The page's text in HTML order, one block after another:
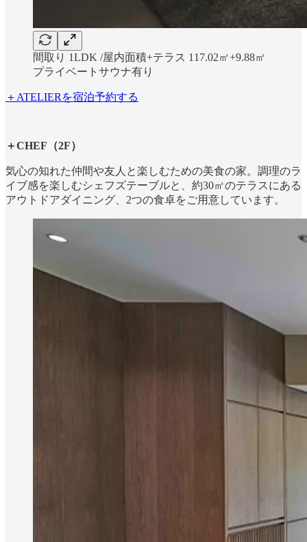
間取り 1LDK /屋内面積+テラス 117.02㎡+9.88㎡
プライベートサウナ有り
＋ATELIERを宿泊予約する
＋CHEF（2F）
気心の知れた仲間や友人と楽しむための美食の家。調理のラ
イブ感を楽しむシェフズテーブルと、約30㎡のテラスにある
アウトドアダイニング、2つの食卓をご用意しています。